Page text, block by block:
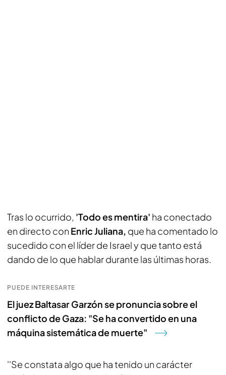
Tras lo ocurrido, 'Todo es mentira' ha conectado
en directo con Enric Juliana, que ha comentado lo
sucedido con el líder de Israel y que tanto está
dando de lo que hablar durante las últimas horas.
PUEDE INTERESARTE
El juez Baltasar Garzón se pronuncia sobre el
conflicto de Gaza: "Se ha convertido en una
máquina sistemática de muerte"
''Se constata algo que ha tenido un carácter